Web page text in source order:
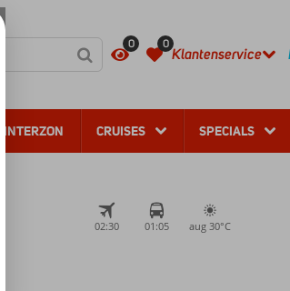
0 0
Klantenservice
WINTERZON CRUISES SPECIALS
02:30 01:05 aug 30°C